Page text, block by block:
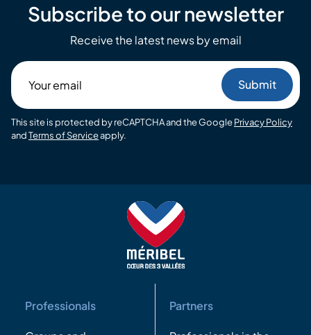
Subscribe to our newsletter
Receive the latest news by email
email
This site is protected by reCAPTCHA and the GooglePrivacy Policy
andTerms of Serviceapply.
Professionals Partners